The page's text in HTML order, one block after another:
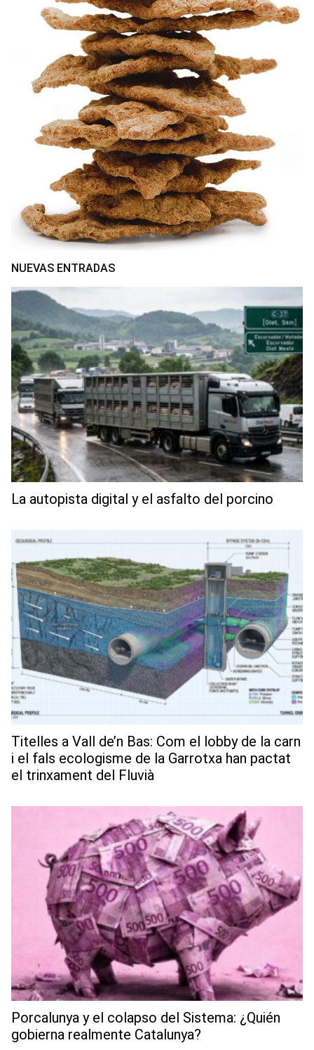
NUEVAS ENTRADAS
La autopista digital y el asfalto del porcino
Titelles a Vall de’n Bas: Com el lobby de la carn
i el fals ecologisme de la Garrotxa han pactat
el trinxament del Fluvià
Porcalunya y el colapso del Sistema: ¿Quién
gobierna realmente Catalunya?